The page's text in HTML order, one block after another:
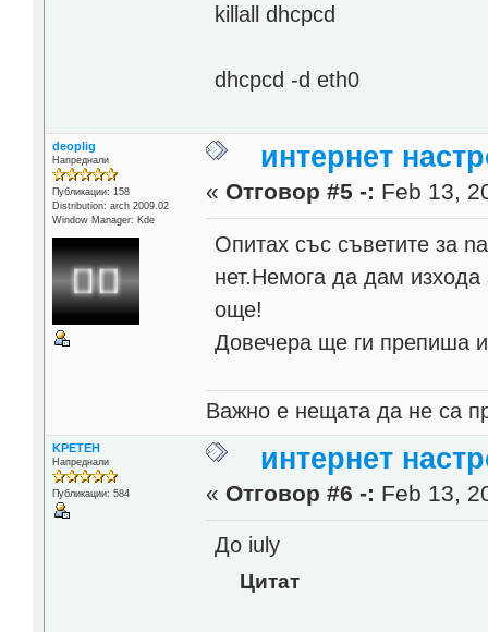
killall dhcpcd
dhcpcd -d eth0
deoplig
Напреднали
Публикации: 158
Distribution: arch 2009.02
Window Manager: Kde
интернет
« Отговор #5 -: Feb 13,
Опитах със съветите за
нет.Немога да дам
още!
Довечера ще ги препиша
Важно е нещата да не са
KPETEH
Напреднали
Публикации: 584
интернет
« Отговор #6 -: Feb 13,
До iuly
Цитат